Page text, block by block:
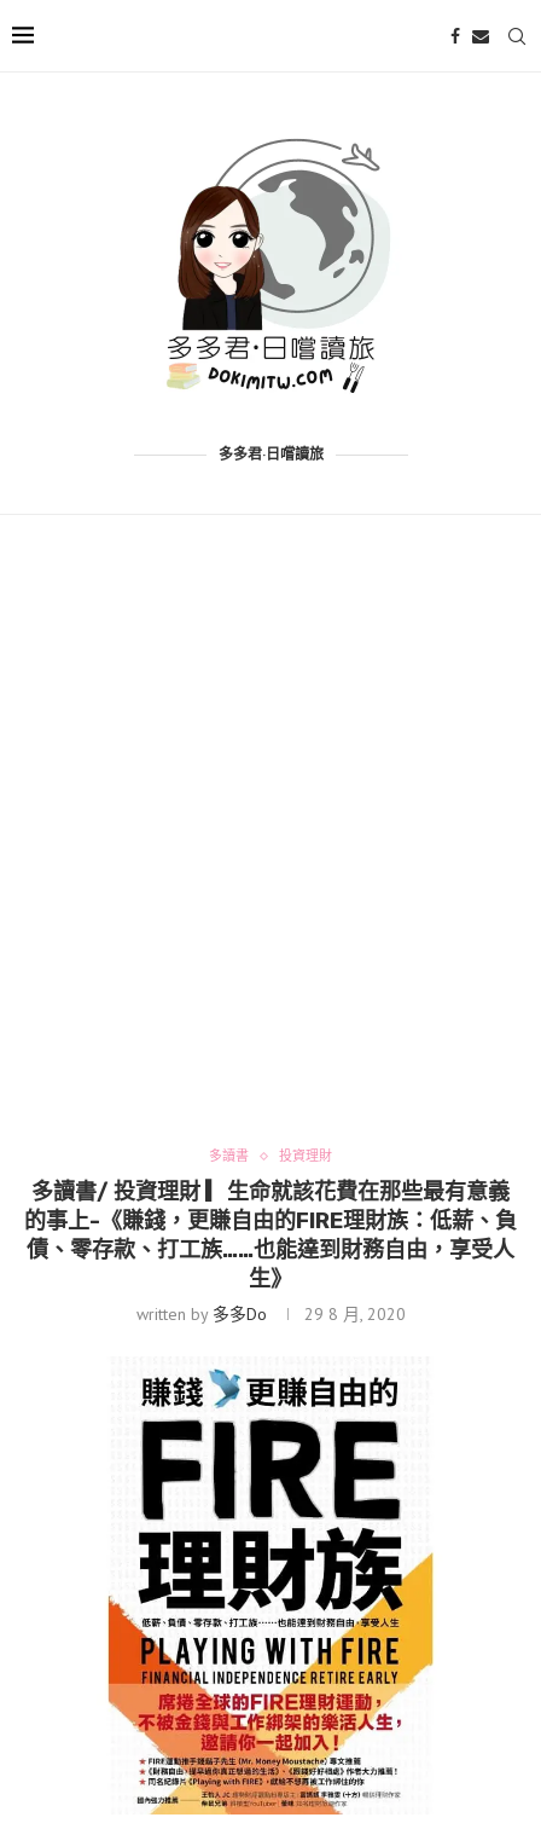
多多君·日嚐讀旅
多讀書 投資理財
多讀書/ 投資理財 ▎生命就該花費在那些最有意義
的事上-《賺錢，更賺自由的FIRE理財族：低薪、負
債、零存款、打工族……也能達到財務自由，享受人
生》
written by 多多Do 29 8 月, 2020